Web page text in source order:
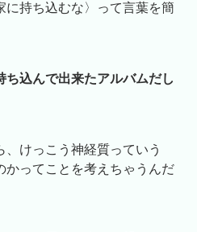
に持ち込むな〉って言葉を簡
ち込んで出来たアルバムだし
、けっこう神経質っていう
ってことを考えちゃうんだ